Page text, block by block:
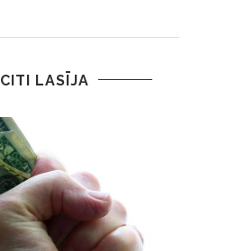
CITI LASĪJA